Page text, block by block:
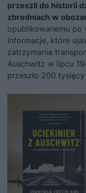
przeszli do historii
zbrodniach w
opublikowanemu po
Informacje, które
zatrzymania
Auschwitz w lipcu
przeszło 200